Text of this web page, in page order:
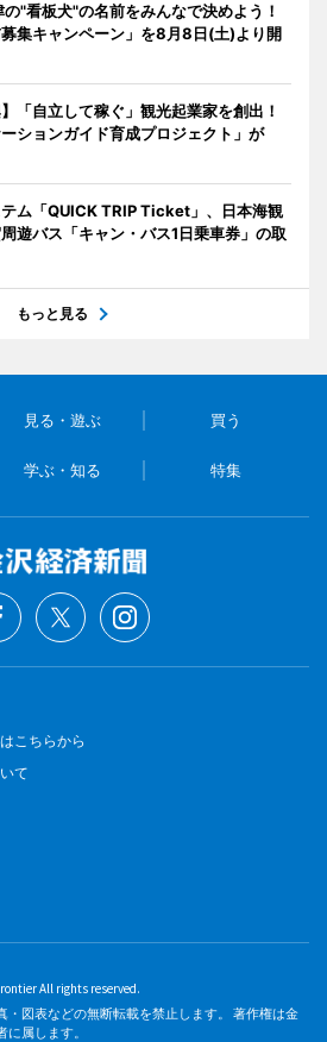
"看板犬"の名前をみんなで決めよう！
集キャンペーン」を8月8日(土)より開
「自立して稼ぐ」観光起業家を創出！
ーションガイド育成プロジェクト」が
ム「QUICK TRIP Ticket」、日本海観
遊バス「キャン・バス1日乗車券」の取
もっと見る
見る・遊ぶ 買う
学ぶ・知る 特集
こちらから
て
All rights reserved.
・図表などの無断転載を禁止します。 著作権は金
属します。